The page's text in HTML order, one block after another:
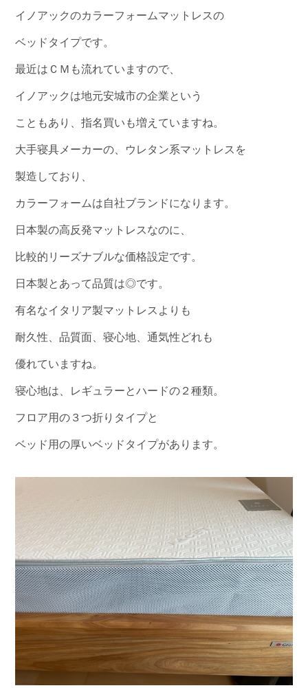
イノアックのカラーフォームマットレスの
ベッドタイプです。
最近はＣＭも流れていますので、
イノアックは地元安城市の企業という
こともあり、指名買いも増えていますね。
大手寝具メーカーの、ウレタン系マットレスを
製造しており、
カラーフォームは自社ブランドになります。
日本製の高反発マットレスなのに、
比較的リーズナブルな価格設定です。
日本製とあって品質は◎です。
有名なイタリア製マットレスよりも
耐久性、品質面、寝心地、通気性どれも
優れていますね。
寝心地は、レギュラーとハードの２種類。
フロア用の３つ折りタイプと
ベッド用の厚いベッドタイプがあります。